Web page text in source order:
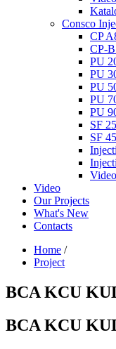
Consco
CP
CP-
PU
PU
PU
PU
PU
SF
SF
Video
Our Projects
What's New
Contacts
Home /
Project
BCA KCU
BCA KCU